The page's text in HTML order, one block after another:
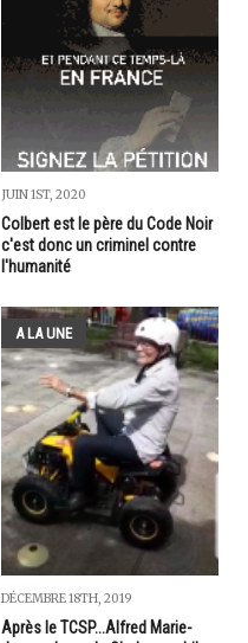
JUIN 1ST, 2020
Colbert est le père du Code Noir
c'est donc un criminel contre
l'humanité
A LA UNE
DÉCEMBRE 18TH, 2019
Après le TCSP...Alfred Marie-